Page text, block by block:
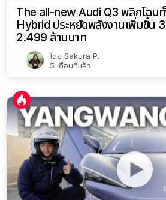
The all-new Audi Q3 พลิกโฉม
Hybrid ประหยัดพลังงานเพิ่มขึ้น
2.499 ล้านบาท
โดย Sakura P.
5 เดือนที่แล้ว